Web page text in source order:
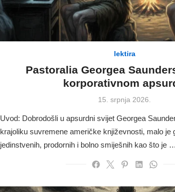
lektira
Pastoralia Georgea
korporativnom
Posted
15. srpnja 2026.
Uvod: Dobrodošli u apsurdni svijet Georgea
krajoliku suvremene američke književnosti, malo je
jedinstvenih, prodornih i bolno smiješnih kao što je …